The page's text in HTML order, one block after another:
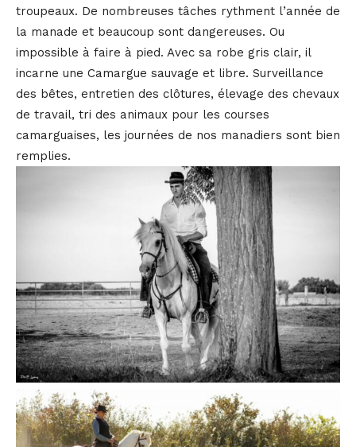
troupeaux. De nombreuses tâches rythment l’année de
la manade et beaucoup sont dangereuses. Ou
impossible à faire à pied. Avec sa robe gris clair, il
incarne une Camargue sauvage et libre. Surveillance
des bêtes, entretien des clôtures, élevage des chevaux
de travail, tri des animaux pour les courses
camarguaises, les journées de nos manadiers sont bien
remplies.